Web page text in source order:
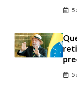
5
5